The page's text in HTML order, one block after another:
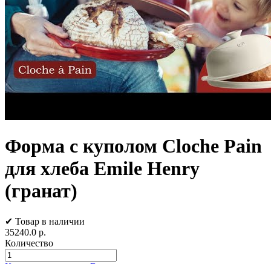
Форма с куполом Cloche Pain
для хлеба Emile Henry
(гранат)
✔ Товар в наличии
35240.0 р.
Количество